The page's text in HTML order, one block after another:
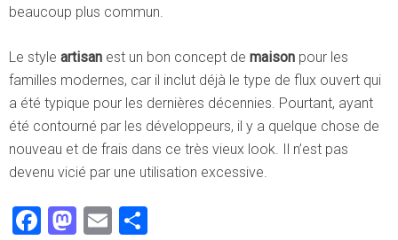
beaucoup plus commun.
Le style artisan est un bon concept de maison pour les
familles modernes, car il inclut déjà le type de flux ouvert qui
a été typique pour les dernières décennies. Pourtant, ayant
été contourné par les développeurs, il y a quelque chose de
nouveau et de frais dans ce très vieux look. Il n’est pas
devenu vicié par une utilisation excessive.
Facebook
Mastodon
Email